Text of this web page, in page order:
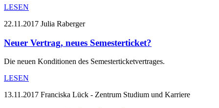
LESEN
22.11.2017 Julia Raberger
Neuer Vertrag, neues Semesterticket?
Die neuen Konditionen des Semesterticketvertrages.
LESEN
13.11.2017 Franciska Lück - Zentrum Studium und Karriere